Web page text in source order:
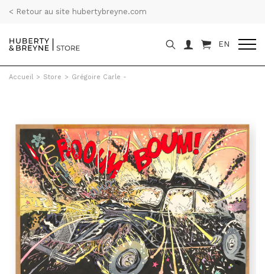
< Retour au site hubertybreyne.com
EN
Accueil > Store > Grégoire Carle -